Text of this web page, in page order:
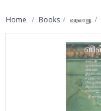
Home Books வரலாறு